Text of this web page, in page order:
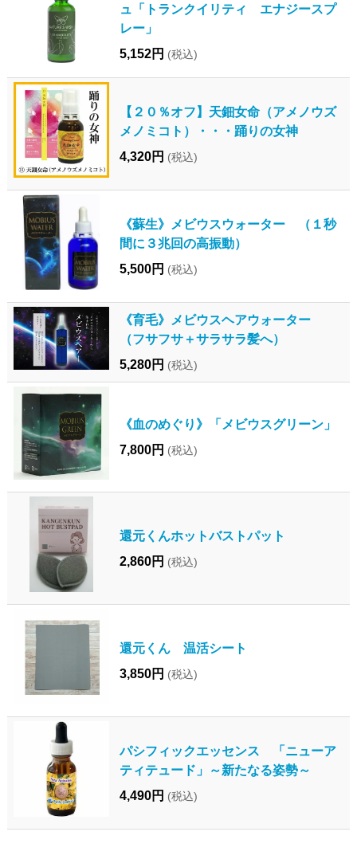
ュ「トランクイリティ エナジースプ
レー」
5,152円 (税込)
【２０％オフ】天鈿女命（アメノウズ
メノミコト）・・・踊りの女神
4,320円 (税込)
《蘇生》メビウスウォーター （１秒
間に３兆回の高振動）
5,500円 (税込)
《育毛》メビウスヘアウォーター
（フサフサ＋サラサラ髪へ）
5,280円 (税込)
《血のめぐり》「メビウスグリーン」
7,800円 (税込)
還元くんホットバストパット
2,860円 (税込)
還元くん 温活シート
3,850円 (税込)
パシフィックエッセンス 「ニューア
ティテュード」～新たなる姿勢～
4,490円 (税込)